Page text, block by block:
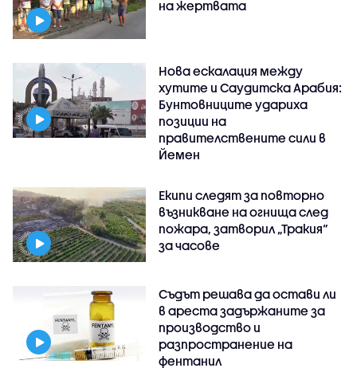
на жертвата
Нова ескалация между
хутите и Саудитска Арабия:
Бунтовниците удариха
позиции на
правителствените сили в
Йемен
Екипи следят за повторно
възникване на огнища след
пожара, затворил „Тракия“
за часове
Съдът решава да остави ли
в ареста задържаните за
производство и
разпространение на
фентанил